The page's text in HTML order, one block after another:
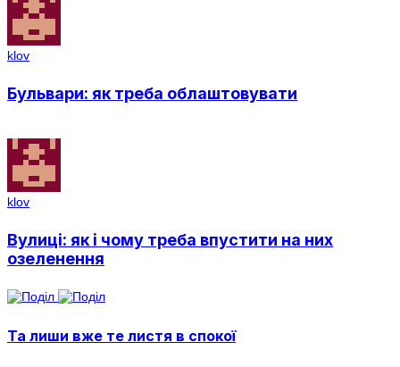
klov
Бульвари: як треба облаштовувати
klov
Вулиці: як і чому треба впустити на них
озеленення
Та лиши вже те листя в спокої